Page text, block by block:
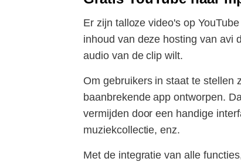
Er zijn talloze video's op
inhoud van deze hosting van avi
audio van de clip wilt.
Om gebruikers in staat te stellen
baanbrekende app ontworpen.
vermijden door een handige
muziekcollectie, enz.
Met de integratie van alle